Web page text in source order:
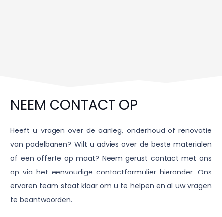
NEEM CONTACT OP
Heeft u vragen over de aanleg, onderhoud of renovatie
van padelbanen? Wilt u advies over de beste materialen
of een offerte op maat? Neem gerust contact met ons
op via het eenvoudige contactformulier hieronder. Ons
ervaren team staat klaar om u te helpen en al uw vragen
te beantwoorden.